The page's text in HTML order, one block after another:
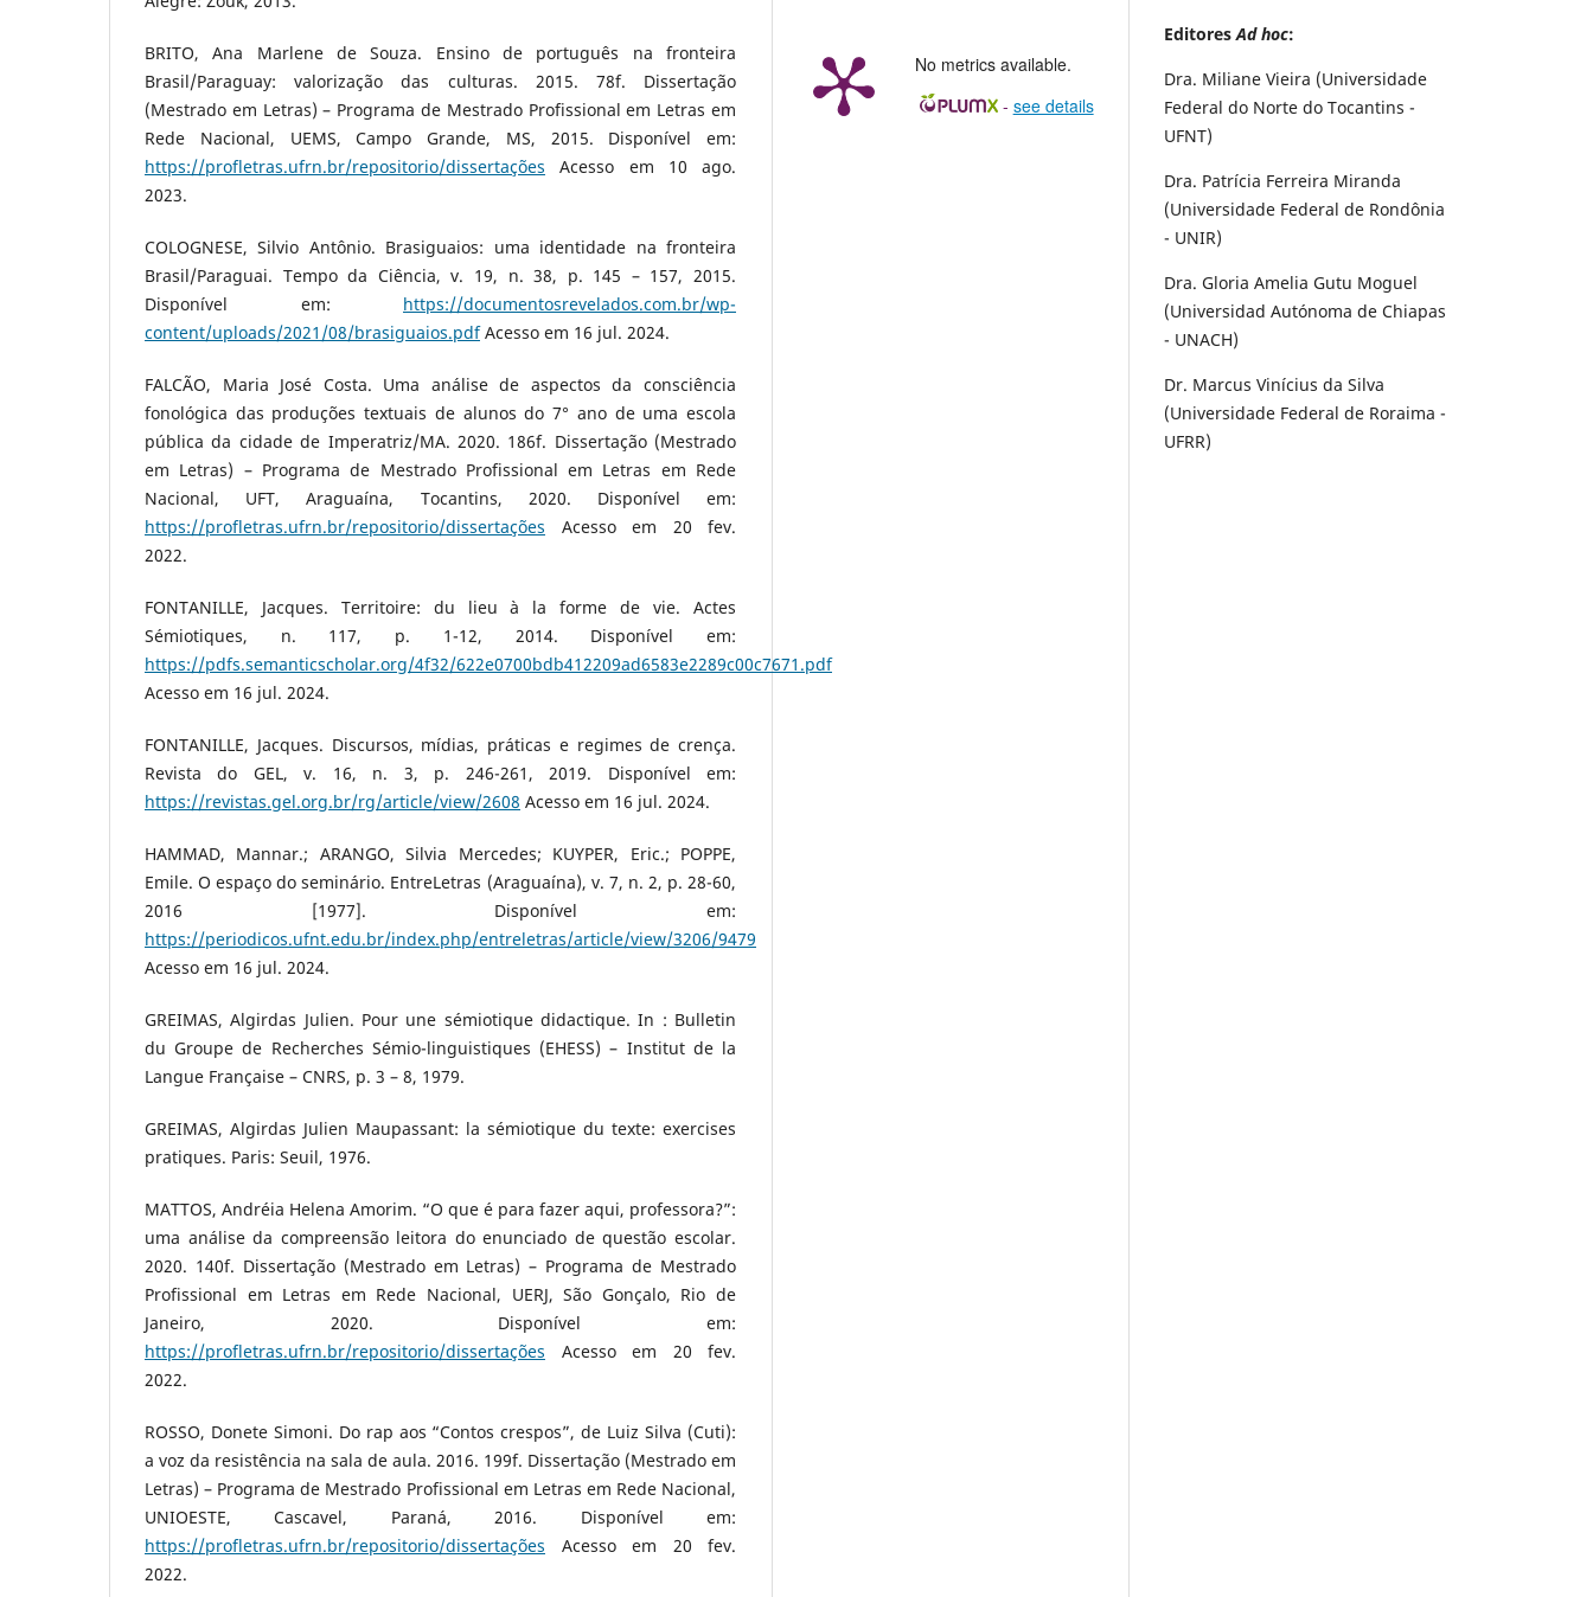
BRITO, Ana Marlene de Souza. Ensino de português na fronteira
Brasil/Paraguay: valorização das culturas. 2015. 78f. Dissertação
(Mestrado em Letras) – Programa de Mestrado Profissional em Letras em
Rede Nacional, UEMS, Campo Grande, MS, 2015. Disponível em:
https://profletras.ufrn.br/repositorio/dissertações Acesso em 10 ago.
2023.
COLOGNESE, Silvio Antônio. Brasiguaios: uma identidade na fronteira
Brasil/Paraguai. Tempo da Ciência, v. 19, n. 38, p. 145 – 157, 2015.
Disponível em: https://documentosrevelados.com.br/wp-
content/uploads/2021/08/brasiguaios.pdfAcesso em 16 jul. 2024.
FALCÃO, Maria José Costa. Uma análise de aspectos da consciência
fonológica das produções textuais de alunos do 7° ano de uma escola
pública da cidade de Imperatriz/MA. 2020. 186f. Dissertação (Mestrado
em Letras) – Programa de Mestrado Profissional em Letras em Rede
Nacional, UFT, Araguaína, Tocantins, 2020. Disponível em:
https://profletras.ufrn.br/repositorio/dissertações Acesso em 20 fev.
2022.
FONTANILLE, Jacques. Territoire: du lieu à la forme de vie. Actes
Sémiotiques, n. 117, p. 1-12, 2014. Disponível em:
https://pdfs.semanticscholar.org/4f32/622e0700bdb412209ad6583e2289c00c7671.pdf
Acesso em 16 jul. 2024.
FONTANILLE, Jacques. Discursos, mídias, práticas e regimes de crença.
Revista do GEL, v. 16, n. 3, p. 246-261, 2019. Disponível em:
https://revistas.gel.org.br/rg/article/view/2608 Acesso em 16 jul. 2024.
HAMMAD, Mannar.; ARANGO, Silvia Mercedes; KUYPER, Eric.; POPPE,
Emile. O espaço do seminário. EntreLetras (Araguaína), v. 7, n. 2, p. 28-60,
2016 [1977]. Disponível em:
https://periodicos.ufnt.edu.br/index.php/entreletras/article/view/3206/9479
Acesso em 16 jul. 2024.
GREIMAS, Algirdas Julien. Pour une sémiotique didactique. In : Bulletin
du Groupe de Recherches Sémio-linguistiques (EHESS) – Institut de la
Langue Française – CNRS, p. 3 – 8, 1979.
GREIMAS, Algirdas Julien Maupassant: la sémiotique du texte: exercises
pratiques. Paris: Seuil, 1976.
MATTOS, Andréia Helena Amorim. “O que é para fazer aqui, professora?”:
uma análise da compreensão leitora do enunciado de questão escolar.
2020. 140f. Dissertação (Mestrado em Letras) – Programa de Mestrado
Profissional em Letras em Rede Nacional, UERJ, São Gonçalo, Rio de
Janeiro, 2020. Disponível em:
https://profletras.ufrn.br/repositorio/dissertações Acesso em 20 fev.
2022.
ROSSO, Donete Simoni. Do rap aos “Contos crespos”, de Luiz Silva (Cuti):
a voz da resistência na sala de aula. 2016. 199f. Dissertação (Mestrado em
Letras) – Programa de Mestrado Profissional em Letras em Rede Nacional,
UNIOESTE, Cascavel, Paraná, 2016. Disponível em:
https://profletras.ufrn.br/repositorio/dissertações Acesso em 20 fev.
2022.
No metrics available.
- see details
EditoresAd hoc:
Dra. Miliane Vieira (Universidade
Federal do Norte do Tocantins -
UFNT)
Dra. Patrícia Ferreira Miranda
(Universidade Federal de Rondônia
- UNIR)
Dra. Gloria Amelia Gutu Moguel
(Universidad Autónoma de Chiapas
- UNACH)
Dr. Marcus Vinícius da Silva
(Universidade Federal de Roraima -
UFRR)